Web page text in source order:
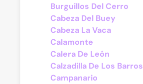
Burguillos Del Cerro
Cabeza Del Buey
Cabeza La Vaca
Calamonte
Calera De León
Calzadilla De Los Barros
Campanario